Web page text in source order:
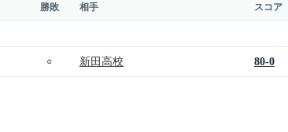
勝敗 相手 スコア
○ 新田高校 80-0